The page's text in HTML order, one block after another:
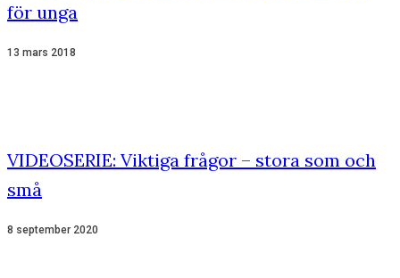
för unga
13 mars 2018
VIDEOSERIE: Viktiga frågor – stora som och
små
8 september 2020